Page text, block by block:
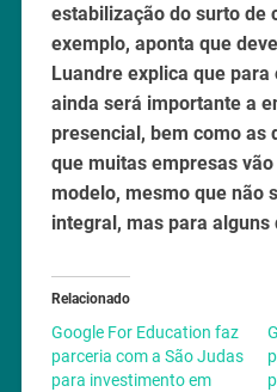
estabilização do surto de
exemplo, aponta que
Luandre explica que
ainda será importante a
presencial, bem como as
que muitas empresas
modelo, mesmo que não
integral, mas para alguns
Relacionado
Google For Education faz
parceria com a São Judas
para investimento em